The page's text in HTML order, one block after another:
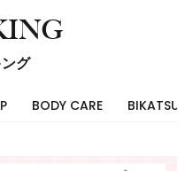
グ
BODY CARE BIKATSU